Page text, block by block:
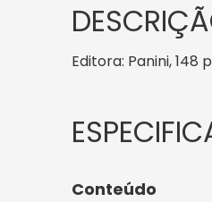
Editora: Panini, 148
Conteúdo